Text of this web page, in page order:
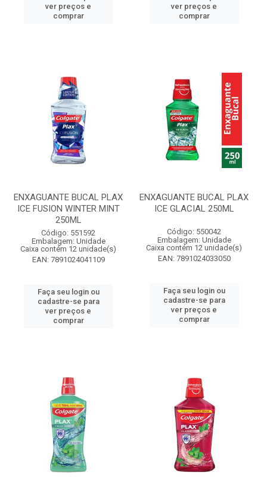
ver preços e
comprar
ver preços e
comprar
ENXAGUANTE BUCAL PLAX
ICE FUSION WINTER MINT
250ML
Código: 551592
Embalagem: Unidade
Caixa contém 12 unidade(s)
EAN: 7891024041109
Faça seu login ou
cadastre-se para
ver preços e
comprar
ENXAGUANTE BUCAL PLAX
ICE GLACIAL 250ML
Código: 550042
Embalagem: Unidade
Caixa contém 12 unidade(s)
EAN: 7891024033050
Faça seu login ou
cadastre-se para
ver preços e
comprar